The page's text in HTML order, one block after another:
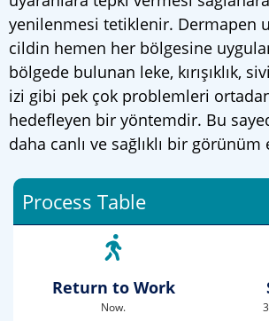
yenilenmesi tetiklenir. Dermapen
cildin hemen her bölgesine
bölgede bulunan leke, kırışıklık,
izi gibi pek çok problemleri ortadan
hedefleyen bir yöntemdir. Bu
daha canlı ve sağlıklı bir görünüm
Process Table
Return to Work
Now.